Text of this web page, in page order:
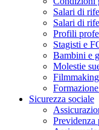
Salari di
Salari di
Profili
Stagisti e
Bambini e
Molestie
Sicurezza sociale
Previdenza